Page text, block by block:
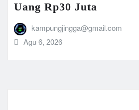
Uang Rp30 Juta
kampungjingga@gmail.com
Agu 6, 2026